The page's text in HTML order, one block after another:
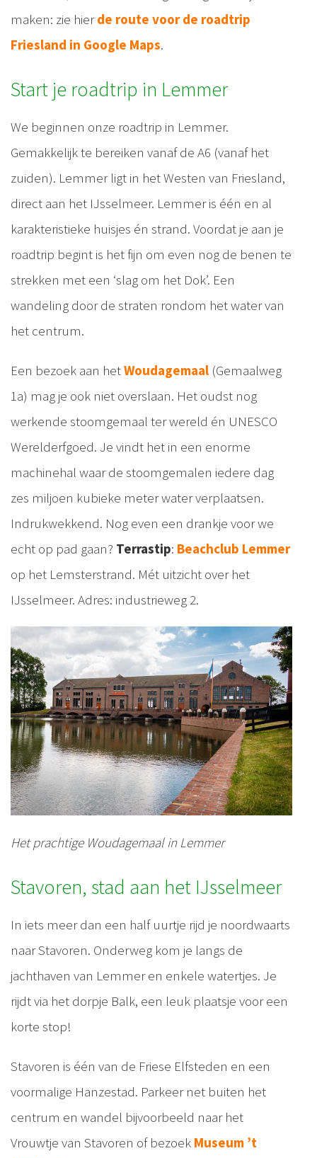
maken: zie hierde route voor de roadtrip
Friesland in Google Maps.
Start je roadtrip in Lemmer
We beginnen onze roadtrip in Lemmer.
Gemakkelijk te bereiken vanaf de A6 (vanaf het
zuiden). Lemmer ligt in het Westen van Friesland,
direct aan het IJsselmeer. Lemmer is één en al
karakteristieke huisjes én strand. Voordat je aan je
roadtrip begint is het fijn om even nog de benen te
strekken met een ‘slag om het Dok’. Een
wandeling door de straten rondom het water van
het centrum.
Een bezoek aan hetWoudagemaal (Gemaalweg
1a) mag je ook niet overslaan. Het oudst nog
werkende stoomgemaal ter wereld én UNESCO
Werelderfgoed. Je vindt het in een enorme
machinehal waar de stoomgemalen iedere dag
zes miljoen kubieke meter water verplaatsen.
Indrukwekkend. Nog even een drankje voor we
echt op pad gaan? Terrastip: Beachclub Lemmer
op het Lemsterstrand. Mét uitzicht over het
IJsselmeer. Adres: industrieweg 2.
Het prachtige Woudagemaal in Lemmer
Stavoren, stad aan het IJsselmeer
In iets meer dan een half uurtje rijd je noordwaarts
naar Stavoren. Onderweg kom je langs de
jachthaven van Lemmer en enkele watertjes. Je
rijdt via het dorpje Balk, een leuk plaatsje voor een
korte stop!
Stavoren is één van de Friese Elfsteden en een
voormalige Hanzestad. Parkeer net buiten het
centrum en wandel bijvoorbeeld naar het
Vrouwtje van Stavoren of bezoek Museum ’t